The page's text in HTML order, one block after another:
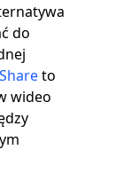
do
to
wideo